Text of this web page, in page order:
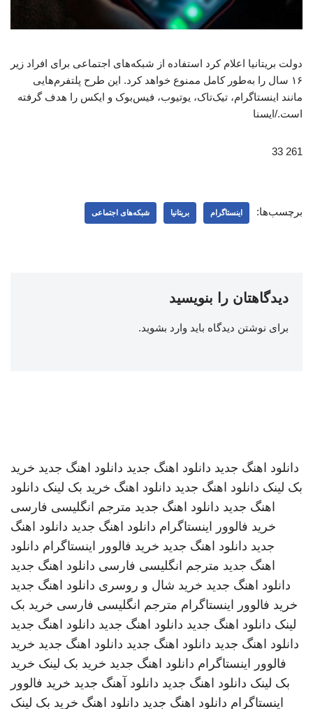
دولت بریتانیا اعلام کرد استفاده از شبکه‌های اجتماعی برای افراد زیر
۱۶ سال را به‌طور کامل ممنوع خواهد کرد. این طرح پلتفرم‌هایی
مانند اینستاگرام، تیک‌تاک، یوتیوب، فیس‌بوک و ایکس را هدف گرفته
است./ایسنا
261 33
برچسب‌ها: اینستاگرام بریتانیا شبکه‌‌های اجتماعی
دیدگاهتان را بنویسید
برای نوشتن دیدگاه باید وارد بشوید.
دانلود اهنگ جدید دانلود اهنگ جدید دانلود اهنگ جدید خرید
بک لینک دانلود اهنگ جدید دانلود اهنگ خرید بک لینک دانلود
اهنگ جدید دانلود اهنگ جدید مترجم انگلیسی فارسی
خرید فالوور اینستاگرام دانلود اهنگ جدید دانلود اهنگ
جدید دانلود اهنگ جدید خرید فالوور اینستاگرام دانلود
اهنگ جدید مترجم انگلیسی فارسی دانلود اهنگ جدید
دانلود اهنگ جدید خرید شال و روسری دانلود اهنگ جدید
خرید فالوور اینستاگرام مترجم انگلیسی فارسی خرید بک
لینک دانلود اهنگ جدید دانلود اهنگ جدید دانلود اهنگ جدید
دانلود اهنگ جدید دانلود اهنگ جدید دانلود اهنگ جدید خرید
فالوور اینستاگرام دانلود اهنگ جدید خرید بک لینک خرید
بک لینک دانلود اهنگ جدید دانلود آهنگ جدید خرید فالوور
اینستاگرام دانلود اهنگ جدید دانلود اهنگ خرید بک لینک